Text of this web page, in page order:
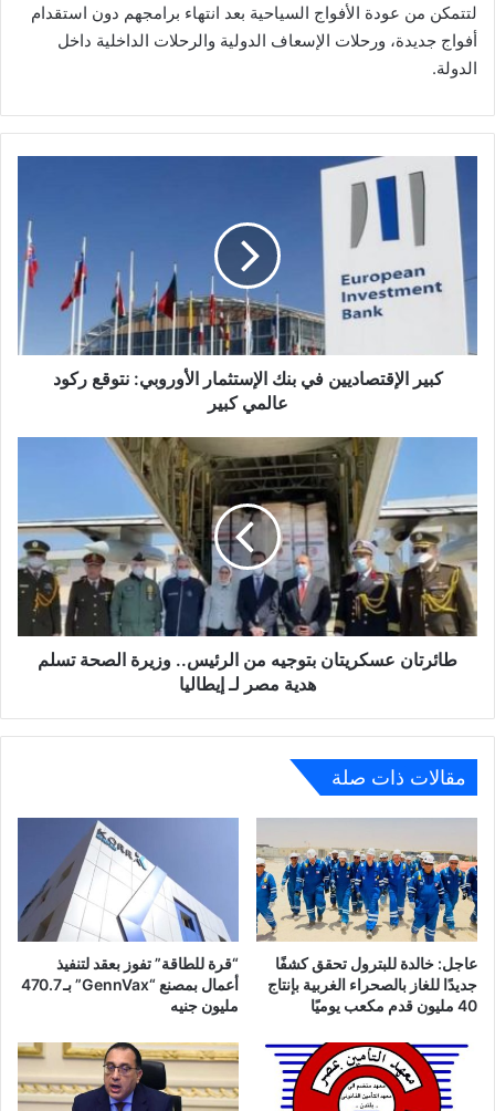
لتتمكن من عودة الأفواج السياحية بعد انتهاء برامجهم دون استقدام
أفواج جديدة، ورحلات الإسعاف الدولية والرحلات الداخلية داخل
الدولة.
كبير
الإقتصاديين
بنك
الإستثمار
الأوروبي:
نتوقع
ركود
عالمي
كبير الإقتصاديين في بنك الإستثمار الأوروبي: نتوقع ركود
عالمي كبير
بتوجيه
من
الرئيس..
وزيرة
الصحة
تسلم
هدية
مصرطائرتان عسكريتان بتوجيه من الرئيس.. وزيرة الصحة تسلم
هدية مصر لـ إيطاليا
مقالات ذات صلة
عاجل: خالدة للبترول تحقق كشفًا
جديدًا للغاز بالصحراء الغربية بإنتاج
40 مليون قدم مكعب يوميًا
“قرة للطاقة” تفوز بعقد لتنفيذ
أعمال بمصنع “GennVax” بـ 470.7
مليون جنيه